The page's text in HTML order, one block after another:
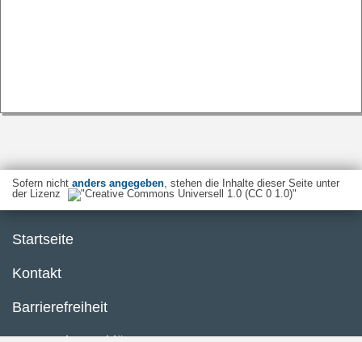
Sofern nicht anders angegeben, stehen die Inhalte dieser Seite unter
der Lizenz
Startseite
Kontakt
Barrierefreiheit